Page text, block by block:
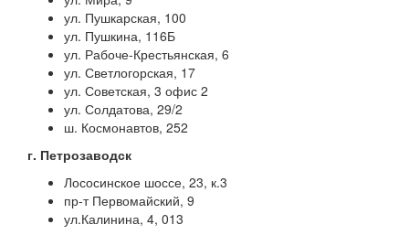
ул. Пушкарская, 100
ул. Пушкина, 116Б
ул. Рабоче-Крестьянская, 6
ул. Светлогорская, 17
ул. Советская, 3 офис 2
ул. Солдатова, 29/2
ш. Космонавтов, 252
г. Петрозаводск
Лососинское шоссе, 23, к.3
пр-т Первомайский, 9
ул.Калинина, 4, 013